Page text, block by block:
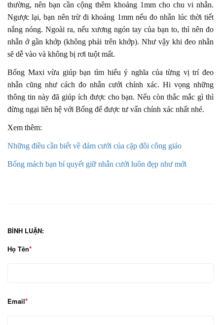
thường, nên bạn cần cộng thêm khoảng 1mm cho chu vi nhẫn.
Ngược lại, bạn nên trừ đi khoảng 1mm nếu đo nhẫn lúc thời tiết
nắng nóng. Ngoài ra, nếu xương ngón tay của bạn to, thì nên đo
nhẫn ở gần khớp (không phải trên khớp). Như vậy khi đeo nhẫn
sẽ dễ vào và không bị rơi tuột mất.
Bống Maxi vừa giúp bạn tìm hiểu ý nghĩa của từng vị trí đeo
nhẫn cũng như cách đo nhẫn cưới chính xác. Hi vọng những
thông tin này đã giúp ích được cho bạn. Nếu còn thắc mắc gì thì
đừng ngại liên hệ với Bống để được tư vấn chính xác nhất nhé.
Xem thêm:
Những điều cần biết về đám cưới của cặp đôi công giáo
Bống mách bạn bí quyết giữ nhẫn cưới luôn đẹp như mới
BÌNH LUẬN:
Họ Tên
Email